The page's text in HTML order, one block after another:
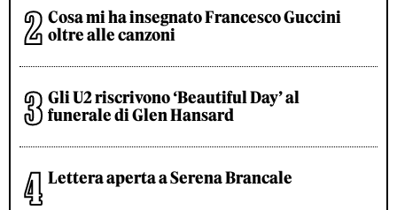
Cosa mi ha insegnato Francesco Guccini
oltre alle canzoni
Gli U2 riscrivono ‘Beautiful Day’ al
funerale di Glen Hansard
Lettera aperta a Serena Brancale